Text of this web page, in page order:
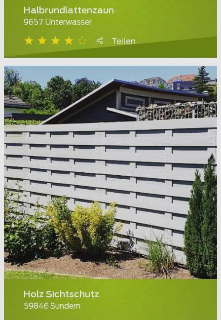
Halbrundlattenzaun
9657 Unterwasser
Teilen
Holz Sichtschutz
59846 Sundern